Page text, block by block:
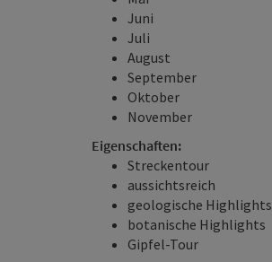
Juni
Juli
August
September
Oktober
November
Eigenschaften:
Streckentour
aussichtsreich
geologische Highlights
botanische Highlights
Gipfel-Tour